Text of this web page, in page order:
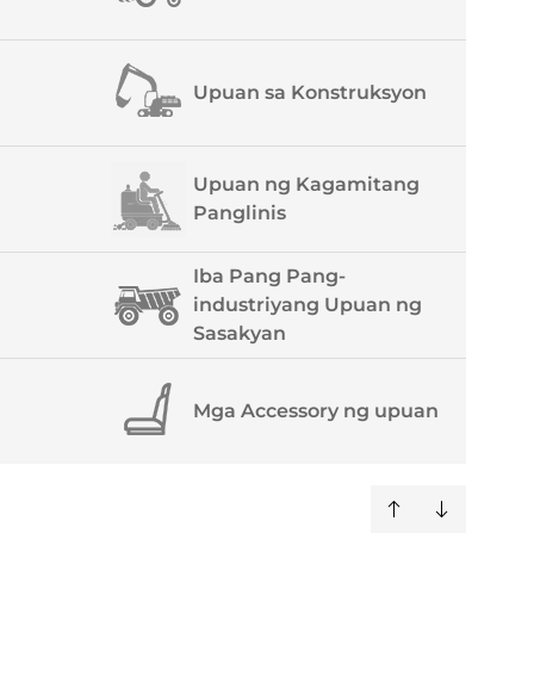
Upuan sa Konstruksyon
Upuan ng Kagamitang
Panglinis
Iba Pang Pang-
industriyang Upuan ng
Sasakyan
Mga Accessory ng upuan